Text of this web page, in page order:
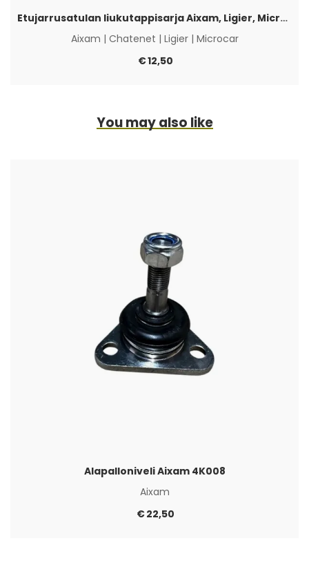
Etujarrusatulan liukutappisarja Aixam, Ligier, Microcar & Chatenet
Aixam | Chatenet | Ligier| Microcar
€12,50
You may also like
Alapalloniveli Aixam 4K008
Aixam
€22,50